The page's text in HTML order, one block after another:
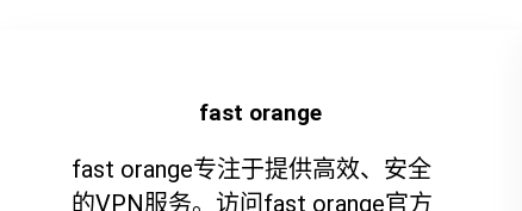
fast orange
fast orange专注于提供高效、安全
的VPN服务。访问fast orange官方